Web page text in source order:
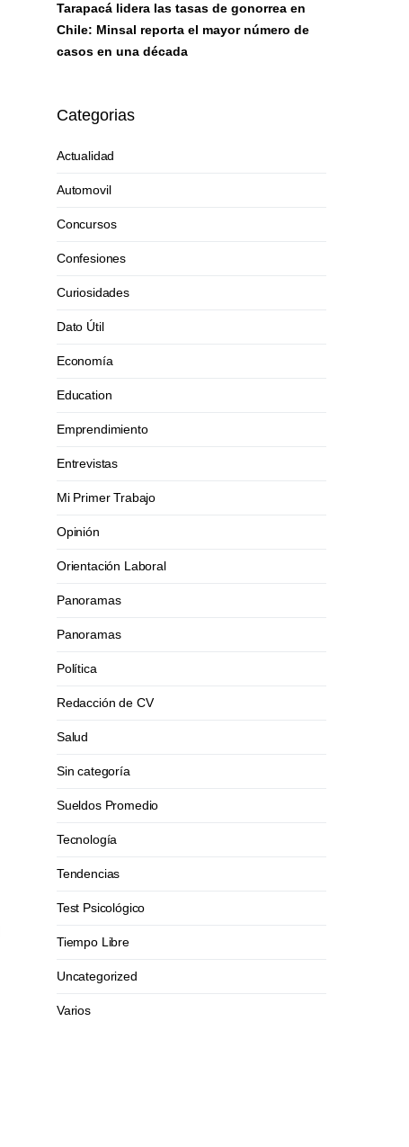
Tarapacá lidera las tasas de gonorrea en
Chile: Minsal reporta el mayor número de
casos en una década
Categorias
Actualidad
Automovil
Concursos
Confesiones
Curiosidades
Dato Útil
Economía
Education
Emprendimiento
Entrevistas
Mi Primer Trabajo
Opinión
Orientación Laboral
Panoramas
Panoramas
Política
Redacción de CV
Salud
Sin categoría
Sueldos Promedio
Tecnología
Tendencias
Test Psicológico
Tiempo Libre
Uncategorized
Varios